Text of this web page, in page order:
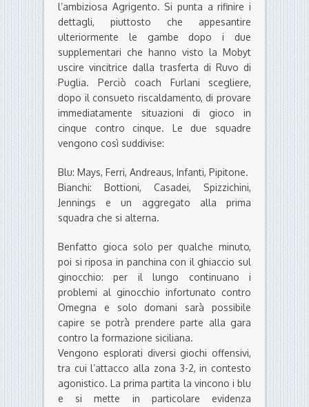
l’ambiziosa Agrigento. Si punta a rifinire i
dettagli, piuttosto che appesantire
ulteriormente le gambe dopo i due
supplementari che hanno visto la Mobyt
uscire vincitrice dalla trasferta di Ruvo di
Puglia. Perciò coach Furlani scegliere,
dopo il consueto riscaldamento, di provare
immediatamente situazioni di gioco in
cinque contro cinque. Le due squadre
vengono così suddivise:
Blu: Mays, Ferri, Andreaus, Infanti, Pipitone.
Bianchi: Bottioni, Casadei, Spizzichini,
Jennings e un aggregato alla prima
squadra che si alterna.
Benfatto gioca solo per qualche minuto,
poi si riposa in panchina con il ghiaccio sul
ginocchio: per il lungo continuano i
problemi al ginocchio infortunato contro
Omegna e solo domani sarà possibile
capire se potrà prendere parte alla gara
contro la formazione siciliana.
Vengono esplorati diversi giochi offensivi,
tra cui l’attacco alla zona 3-2, in contesto
agonistico. La prima partita la vincono i blu
e si mette in particolare evidenza